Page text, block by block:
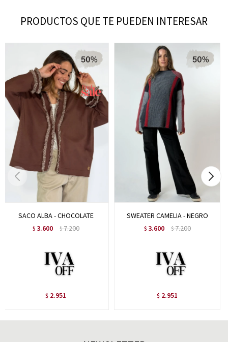
PRODUCTOS QUE TE PUEDEN INTERESAR
SACO ALBA - CHOCOLATE
$ 3.600 $7.200
$ 2.951
SWEATER CAMELIA - NEGRO
$ 3.600 $7.200
$ 2.951